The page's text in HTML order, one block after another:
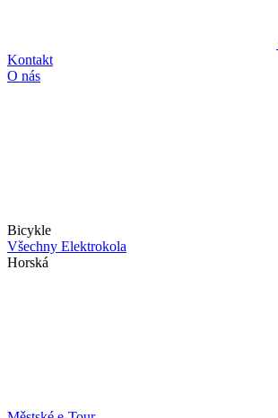
Kontakt
O nás
Bicykle
Všechny Elektrokola
Horská